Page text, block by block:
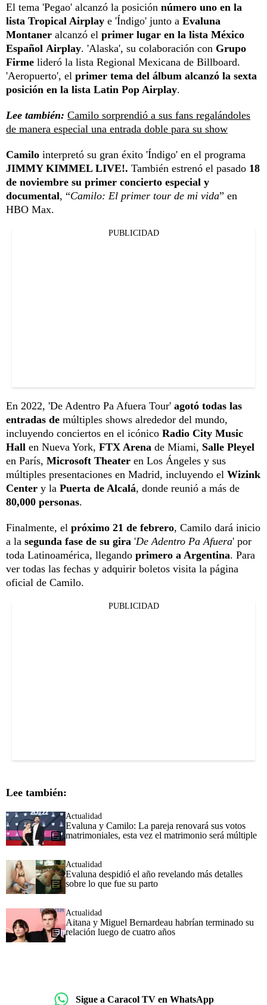
El tema 'Pegao' alcanzó la posición número uno en la
lista Tropical Airplay e 'Índigo' junto a Evaluna
Montaner alcanzó el primer lugar en la lista México
Español Airplay. 'Alaska', su colaboración con Grupo
Firme lideró la lista Regional Mexicana de Billboard.
'Aeropuerto', el primer tema del álbum alcanzó la sexta
posición en la lista Latin Pop Airplay.
Lee también: Camilo sorprendió a sus fans regalándoles
de manera especial una entrada doble para su show
Camilo interpretó su gran éxito 'Índigo' en el programa
JIMMY KIMMEL LIVE!. También estrenó el pasado 18
de noviembre su primer concierto especial y
documental, “Camilo: El primer tour de mi vida” en
HBO Max.
PUBLICIDAD
En 2022, 'De Adentro Pa Afuera Tour' agotó todas las
entradas de múltiples shows alrededor del mundo,
incluyendo conciertos en el icónico Radio City Music
Hall en Nueva York, FTX Arena de Miami, Salle Pleyel
en París, Microsoft Theater en Los Ángeles y sus
múltiples presentaciones en Madrid, incluyendo el Wizink
Center y la Puerta de Alcalá, donde reunió a más de
80,000 personas.
Finalmente, el próximo 21 de febrero, Camilo dará inicio
a la segunda fase de su gira 'De Adentro Pa Afuera' por
toda Latinoamérica, llegando primero a Argentina. Para
ver todas las fechas y adquirir boletos visita la página
oficial de Camilo.
PUBLICIDAD
Lee también:
Actualidad
Evaluna y Camilo: La pareja renovará sus votos
matrimoniales, esta vez el matrimonio será múltiple
Actualidad
Evaluna despidió el año revelando más detalles
sobre lo que fue su parto
Actualidad
Aitana y Miguel Bernardeau habrían terminado su
relación luego de cuatro años
Sigue a Caracol TV en WhatsApp